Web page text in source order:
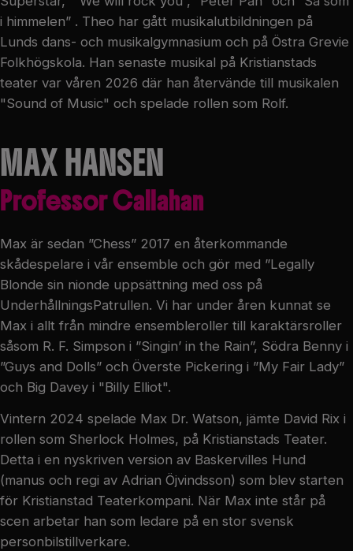
i himmelen” . Theo har gått musikalutbildningen på
Lunds dans- och musikalgymnasium och på Östra Grevie
Folkhögskola. Han senaste musikal på Kristianstads
teater var våren 2026 där han återvände till musikalen
"Sound of Music" och spelade rollen som Rolf.
MAX HANSEN
Professor Callahan
Max är sedan ”Chess” 2017 en återkommande
skådespelare i vår ensemble och gör med ”Legally
Blonde sin nionde uppsättning med oss på
UnderhållningsPatrullen. Vi har under åren kunnat se
Max i allt från mindre ensembleroller till karaktärsroller
såsom R. F. Simpson i ”Singin’ in the Rain”, Södra Benny i
”Guys and Dolls” och Överste Pickering i ”My Fair Lady”
och Big Davey i "Billy Elliot".
Vintern 2024 spelade Max Dr. Watson, jämte David Rix i
rollen som Sherlock Holmes, på Kristianstads Teater.
Detta i en nyskriven version av Baskervilles Hund
(manus och regi av Adrian Öjvindsson) som blev starten
för Kristianstad Teaterkompani. När Max inte står på
scen arbetar han som ledare på en stor svensk
personbilstillverkare.